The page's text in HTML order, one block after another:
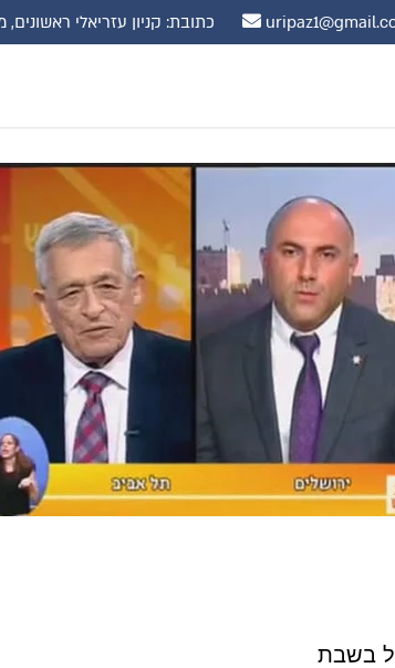
כתובת: קניון עזריאלי ראשונים, מתחם עסקים,
בשבת